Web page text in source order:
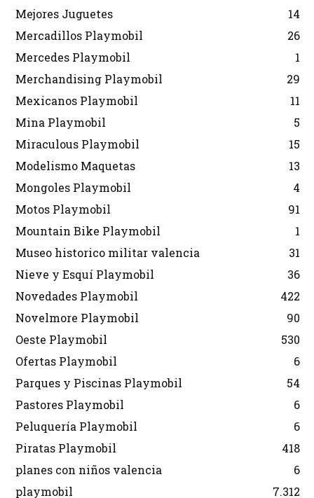
Mejores Juguetes
14
Mercadillos Playmobil
26
Mercedes Playmobil
1
Merchandising Playmobil
29
Mexicanos Playmobil
11
Mina Playmobil
5
Miraculous Playmobil
15
Modelismo Maquetas
13
Mongoles Playmobil
4
Motos Playmobil
91
Mountain Bike Playmobil
1
Museo historico militar valencia
31
Nieve y Esquí Playmobil
36
Novedades Playmobil
422
Novelmore Playmobil
90
Oeste Playmobil
530
Ofertas Playmobil
6
Parques y Piscinas Playmobil
54
Pastores Playmobil
6
Peluquería Playmobil
6
Piratas Playmobil
418
planes con niños valencia
6
playmobil
7.312